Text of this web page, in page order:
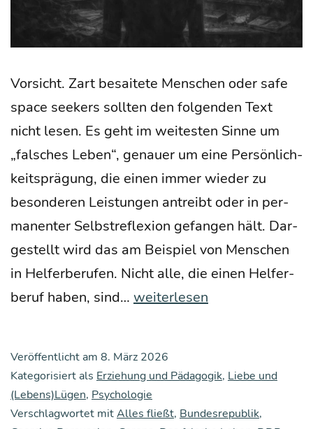
Vor­sicht. Zart besai­te­te Men­schen oder safe
space see­kers soll­ten den fol­gen­den Text
nicht lesen. Es geht im wei­tes­ten Sin­ne um
„fal­sches Leben“, genau­er um eine Per­sön­lich­
keits­prä­gung, die einen immer wie­der zu
beson­de­ren Leis­tun­gen antreibt oder in per­
ma­nen­ter Selbst­re­fle­xi­on gefan­gen hält. Dar­
ge­stellt wird das am Bei­spiel von Men­schen
in Hel­fer­be­ru­fen. Nicht alle, die einen Hel­fer­
be­ruf haben, sind… Das
che
Selbst
weiterlesen
Veröffentlicht am 8. März 2026
Kategorisiert als Erziehung und Pädagogik, Liebe und
(Lebens)Lügen, Psychologie
Verschlagwortet mitAlles fließt, Bundesrepublik,